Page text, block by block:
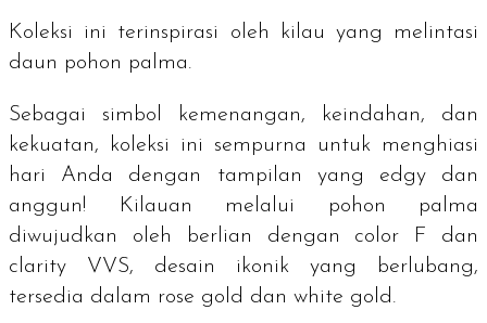
Koleksi ini terinspirasi oleh kilau yang melintasi
daun pohon palma.
Sebagai simbol kemenangan, keindahan, dan
kekuatan, koleksi ini sempurna untuk menghiasi
hari Anda dengan tampilan yang edgy dan
anggun! Kilauan melalui pohon palma
diwujudkan oleh berlian dengan color F dan
clarity VVS, desain ikonik yang berlubang,
tersedia dalam rose gold dan white gold.